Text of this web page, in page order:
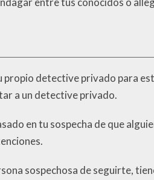
detective privado para
a un detective privado.
en tu sospecha de que
sospechosa de seguirte,